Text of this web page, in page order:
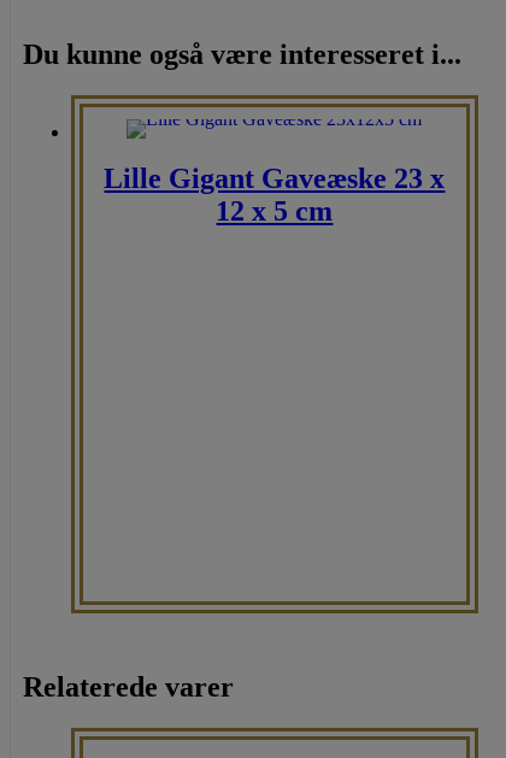
Du kunne også være interesseret i...
Lille Gigant Gaveæske 23 x
12 x 5 cm
Relaterede varer